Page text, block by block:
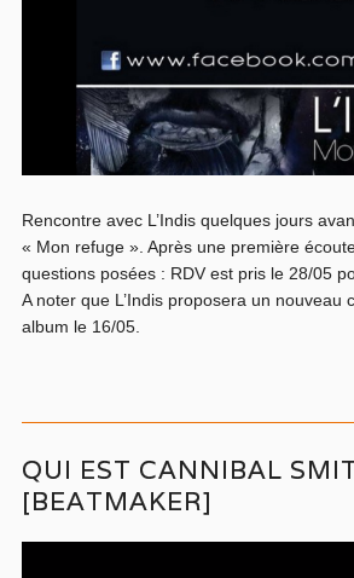
Rencontre avec L’Indis quelques jours
« Mon refuge ». Après une première
questions posées : RDV est pris le 28/05
A noter que L’Indis proposera un nouveau
album le 16/05.
QUI EST CANNIBAL
[BEATMAKER]